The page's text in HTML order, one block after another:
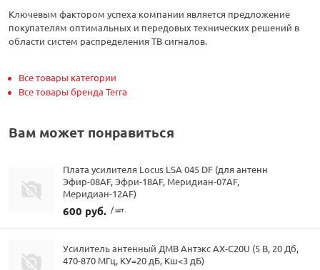
Ключевым фактором успеха компании является предложение
покупателям оптимальных и передовых технических решений в
области систем распределения ТВ сигналов.
Все товары категории
Все товары бренда Terra
Вам может понравиться
Плата усилителя Locus LSA 045 DF (для антенн
Эфир-08AF, Эфри-18AF, Меридиан-07AF,
Меридиан-12AF)
600 руб. / шт.
Усилитель антенный ДМВ Антэкс AX-C20U (5 В, 20 Дб,
470-870 МГц, КУ=20 дБ, Кш<3 дБ)